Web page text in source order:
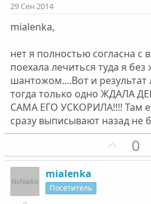
ы
й
г
о
л
о
с
29 Сен 2014
mialenka,
нет я полностью согласна с
поехала лечиться туда я
шантожом....Вот и результат
тогда только одно ЖДАЛА
САМА ЕГО УСКОРИЛА!!!! Там
сразу выписывают назад не
П
о
0
mialenka
Посетитель